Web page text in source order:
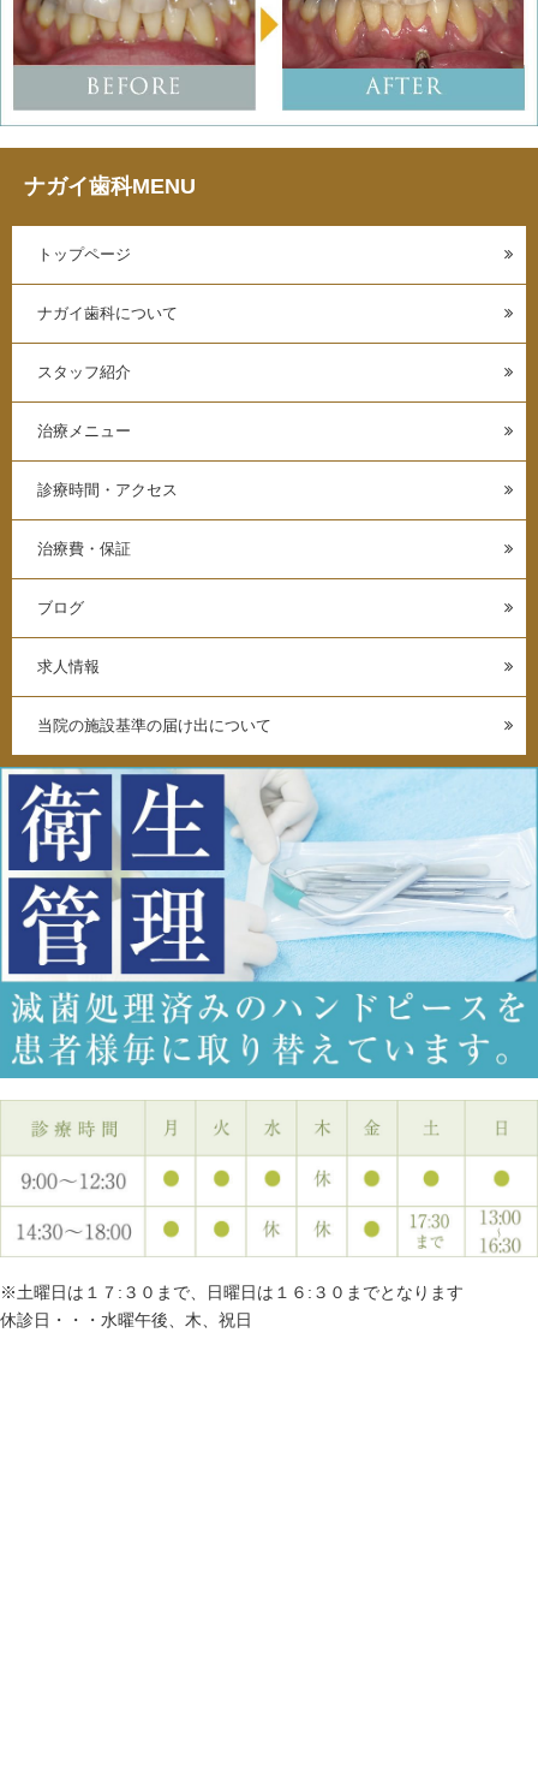
ナガイ歯科MENU
トップページ
ナガイ歯科について
スタッフ紹介
治療メニュー
診療時間・アクセス
治療費・保証
ブログ
求人情報
当院の施設基準の届け出について
※土曜日は１７:３０まで、日曜日は１６:３０までとなります
休診日・・・水曜午後、木、祝日